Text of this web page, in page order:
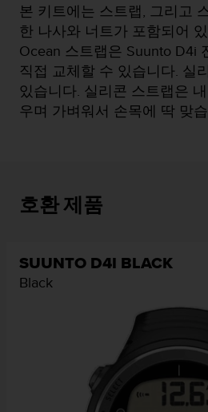
본 키트에는 스트랩, 그리고
한 나사와 너트가 포함되어
Ocean 스트랩은 Suunto D4i
직접 교체할 수 있습니다. 실
있습니다. 실리콘 스트랩은
우며 가벼워서 손목에 딱 맞
호환 제품
SUUNTO D4I BLACK
Black